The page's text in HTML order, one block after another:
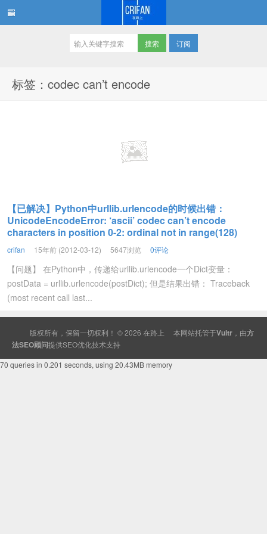
订阅
标签：codec can’t encode
【已解决】Python中urllib.urlencode的时候出错：
UnicodeEncodeError: ‘ascii’ codec can’t encode
characters in position 0-2: ordinal not in range(128)
crifan 15年前 (2012-03-12) 5647浏览 0评论
【问题】 在Python中，传递给urllib.urlencode一个Dict变量：
postData = urllib.urlencode(postDict); 但是结果出错： Traceback
(most recent call last...
版权所有，保留一切权利！ © 2026 在路上 本网站托管于Vultr ，由方
法SEO顾问提供SEO优化技术支持
70 queries in 0.201 seconds, using 20.43MB memory